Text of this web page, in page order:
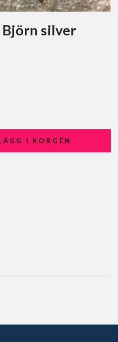
silver
I KORGEN